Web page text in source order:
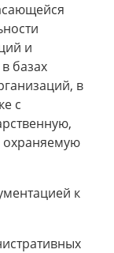
и
базах
в
с
к